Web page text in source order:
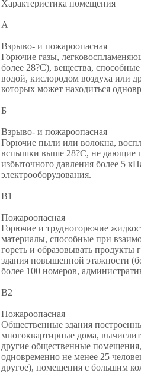
Характеристика помещения
А
Взрыво- и пожароопасная
Горючие газы,
более 28?C), вещества,
водой, кислородом воздуха или
которых может находиться
Б
Взрыво- и пожароопасная
Горючие пыли или волокна,
вспышки выше 28?C, не дающие
избыточного давления более 5
электрооборудования.
В1
Пожароопасная
Горючие и трудногорючие
материалы, способные при
гореть и образовывать
здания повышенной этажности
более 100 номеров,
В2
Пожароопасная
Общественные здания
многоквартирные дома,
другие общественные
одновременно не менее 25
другое), помещения с большим